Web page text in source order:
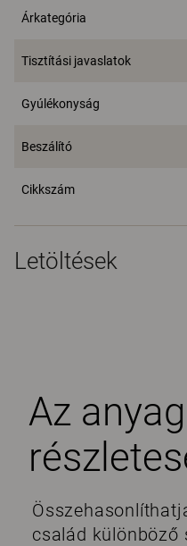
Árkategória
Tisztítási javaslatok
Gyúlékonyság
Beszálító
Cikkszám
Letöltések
Az
család különböző